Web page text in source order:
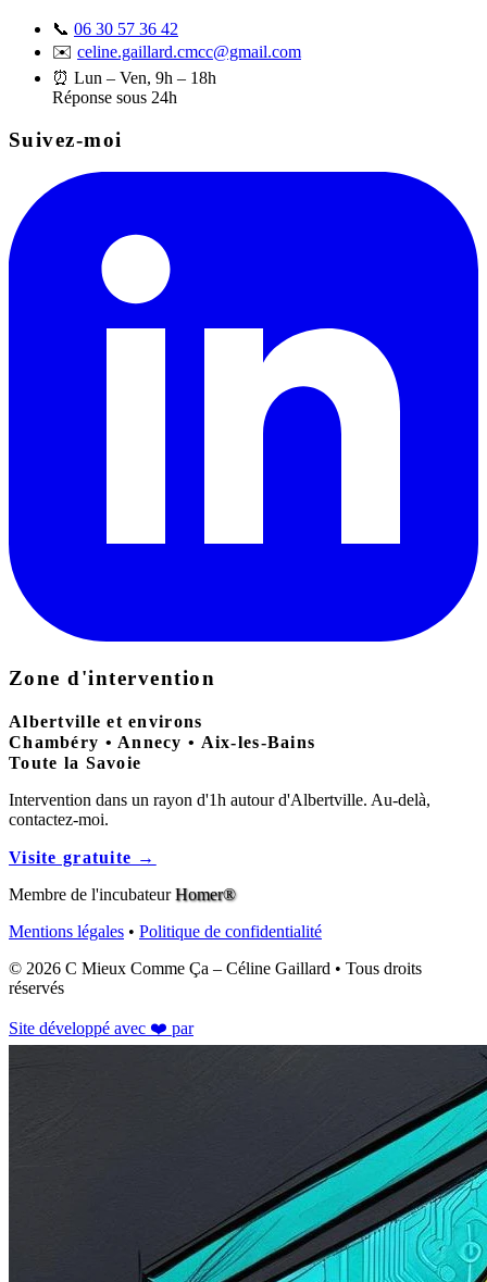
📞 06 30 57 36 42
✉️ celine.gaillard.cmcc@gmail.com
⏰ Lun – Ven, 9h – 18h
Réponse sous 24h
Suivez-moi
Zone d'intervention
Albertville et environs
Chambéry • Annecy • Aix-les-Bains
Toute la Savoie
Intervention dans un rayon d'1h autour d'Albertville. Au-delà,
contactez-moi.
Visite gratuite →
Membre de l'incubateurHomer®
Mentions légales • Politique de confidentialité
© 2026 C Mieux Comme Ça – Céline Gaillard • Tous droits
réservés
Site développé avec ❤️ par